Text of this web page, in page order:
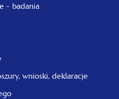
- badania
wnioski, deklaracje